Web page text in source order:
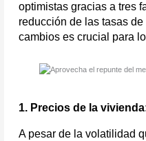
optimistas gracias a tres
reducción de las tasas
cambios es crucial para
1. Precios de la
A pesar de la volatilidad